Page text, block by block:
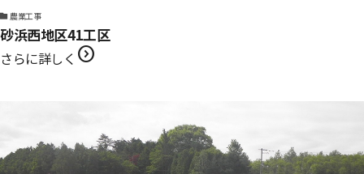
農業工事
砂浜西地区41工区
さらに詳しく expand_circle_right